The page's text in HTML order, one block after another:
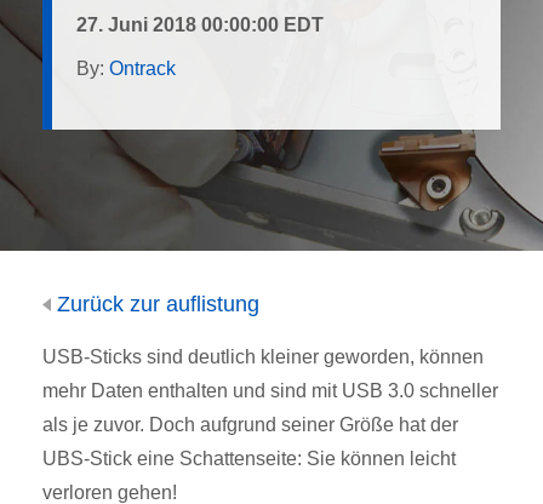
27. Juni 2018 00:00:00 EDT
By: Ontrack
Zurück zur auflistung
USB-Sticks sind deutlich kleiner geworden, können
mehr Daten enthalten und sind mit USB 3.0 schneller
als je zuvor. Doch aufgrund seiner Größe hat der
UBS-Stick eine Schattenseite: Sie können leicht
verloren gehen!